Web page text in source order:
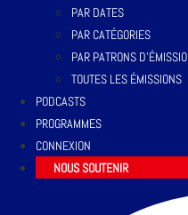
PAR DATES
PAR CATÉGORIES
PAR PATRONS
TOUTES LES ÉMISSIONS
PODCASTS
PROGRAMMES
CONNEXION
NOUS SOUTENIR